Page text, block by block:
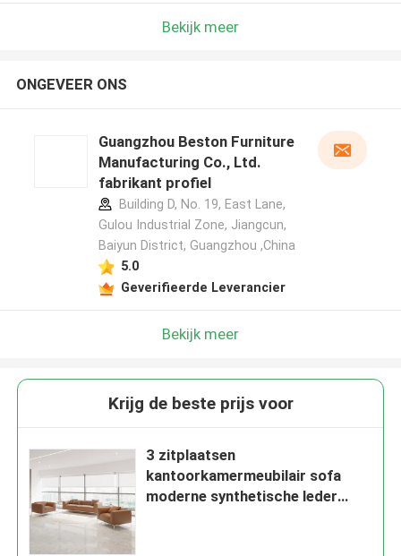
Bekijk meer
ONGEVEER ONS
Guangzhou Beston Furniture
Manufacturing Co., Ltd.
fabrikant profiel
Building D, No. 19, East Lane,
Gulou Industrial Zone, Jiangcun,
Baiyun District, Guangzhou ,China
5.0
Geverifieerde Leverancier
Bekijk meer
Krijg de beste prijs voor
3 zitplaatsen
kantoorkamermeubilair sofa
moderne synthetische leder